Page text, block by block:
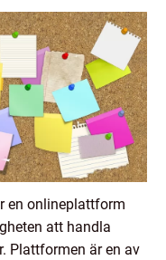
en onlineplattform
att handla
Plattformen är en av